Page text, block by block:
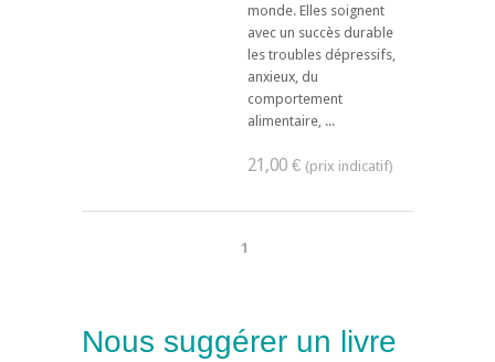
monde. Elles soignent
avec un succès durable
les troubles dépressifs,
anxieux, du
comportement
alimentaire, ...
21,00 €
1
Nous suggérer un livre